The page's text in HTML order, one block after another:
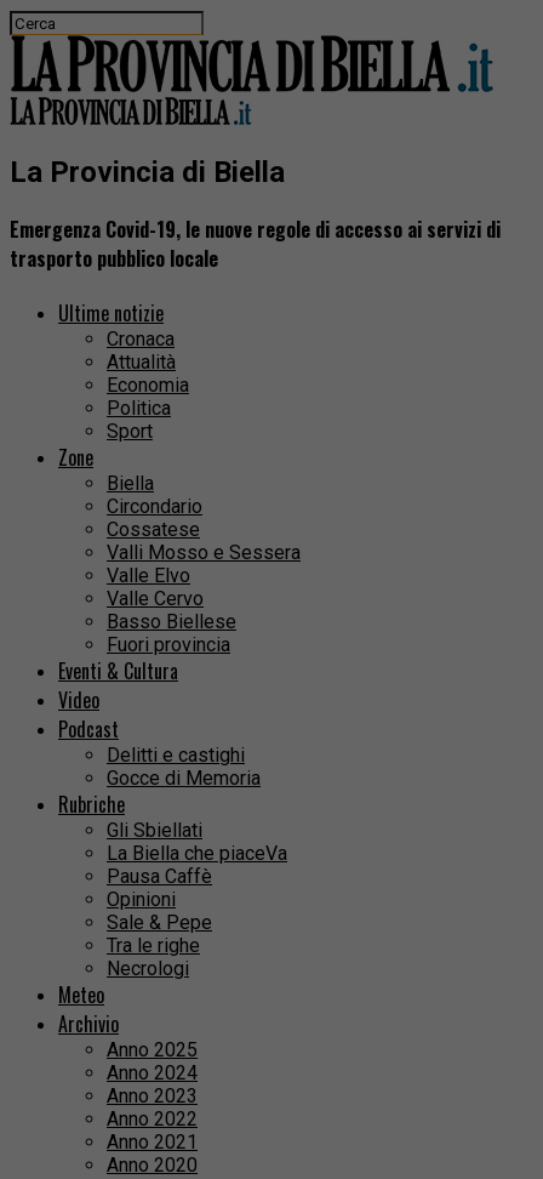
La Provincia di Biella
Emergenza Covid-19, le nuove regole di accesso ai servizi di
trasporto pubblico locale
Ultime notizie
Cronaca
Attualità
Economia
Politica
Sport
Zone
Biella
Circondario
Cossatese
Valli Mosso e Sessera
Valle Elvo
Valle Cervo
Basso Biellese
Fuori provincia
Eventi & Cultura
Video
Podcast
Delitti e castighi
Gocce di Memoria
Rubriche
Gli Sbiellati
La Biella che piaceVa
Pausa Caffè
Opinioni
Sale & Pepe
Tra le righe
Necrologi
Meteo
Archivio
Anno 2025
Anno 2024
Anno 2023
Anno 2022
Anno 2021
Anno 2020